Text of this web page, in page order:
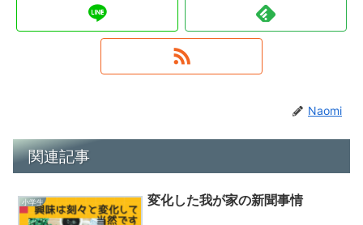
Naomi
関連記事
小学生 変化した我が家の新聞事情